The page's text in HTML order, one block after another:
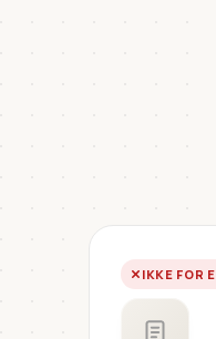
IKKE FOR